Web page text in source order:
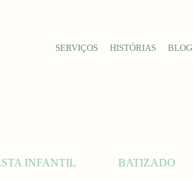
SERVIÇOS HISTÓRIAS BLOG
INFANTIL BATIZADO